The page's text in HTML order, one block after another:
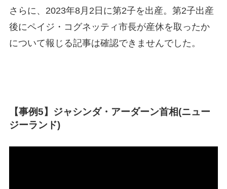
さらに、2023年8月2日に第2子を出産。第2子出産
後にペイジ・コグネッティ市長が産休を取ったか
について報じる記事は確認できませんでした。
【事例5】ジャシンダ・アーダーン首相(ニュー
ジーランド)